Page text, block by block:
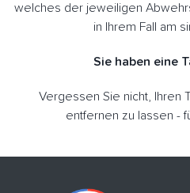
welches der jeweiligen
in Ihrem Fall am
Sie haben eine
Vergessen Sie nicht, Ihren
entfernen zu lassen -